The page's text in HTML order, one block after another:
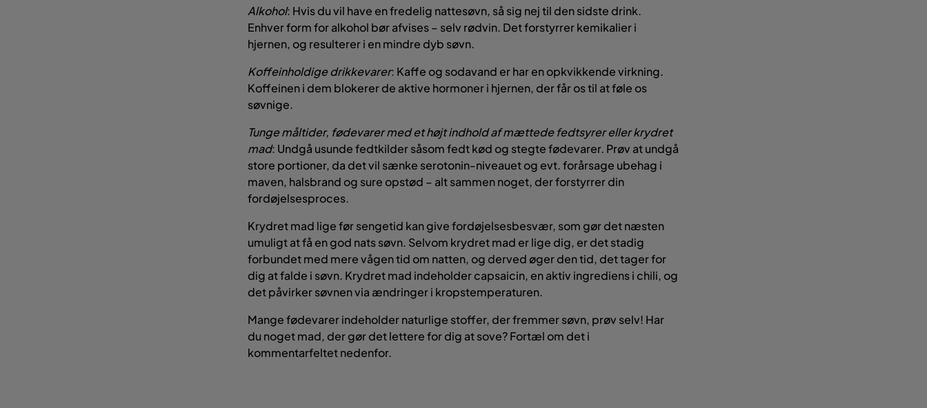
Alkohol: Hvis du vil have en fredelig nattesøvn, så sig nej til den sidste drink.
Enhver form for alkohol bør afvises – selv rødvin. Det forstyrrer kemikalier i
hjernen, og resulterer i en mindre dyb søvn.
Koffeinholdige drikkevarer: Kaffe og sodavand er har en opkvikkende virkning.
Koffeinen i dem blokerer de aktive hormoner i hjernen, der får os til at føle os
søvnige.
Tunge måltider, fødevarer med et højt indhold af mættede fedtsyrer eller krydret
mad: Undgå usunde fedtkilder såsom fedt kød og stegte fødevarer. Prøv at undgå
store portioner, da det vil sænke serotonin-niveauet og evt. forårsage ubehag i
maven, halsbrand og sure opstød – alt sammen noget, der forstyrrer din
fordøjelsesproces.
Krydret mad lige før sengetid kan give fordøjelsesbesvær, som gør det næsten
umuligt at få en god nats søvn. Selvom krydret mad er lige dig, er det stadig
forbundet med mere vågen tid om natten, og derved øger den tid, det tager for
dig at falde i søvn. Krydret mad indeholder capsaicin, en aktiv ingrediens i chili, og
det påvirker søvnen via ændringer i kropstemperaturen.
Mange fødevarer indeholder naturlige stoffer, der fremmer søvn, prøv selv! Har
du noget mad, der gør det lettere for dig at sove? Fortæl om det i
kommentarfeltet nedenfor.